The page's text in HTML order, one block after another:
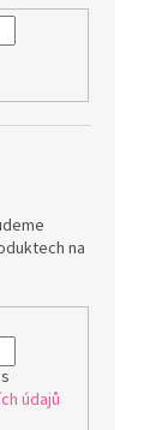
na
údajů